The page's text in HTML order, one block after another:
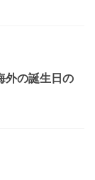
外の誕生日の